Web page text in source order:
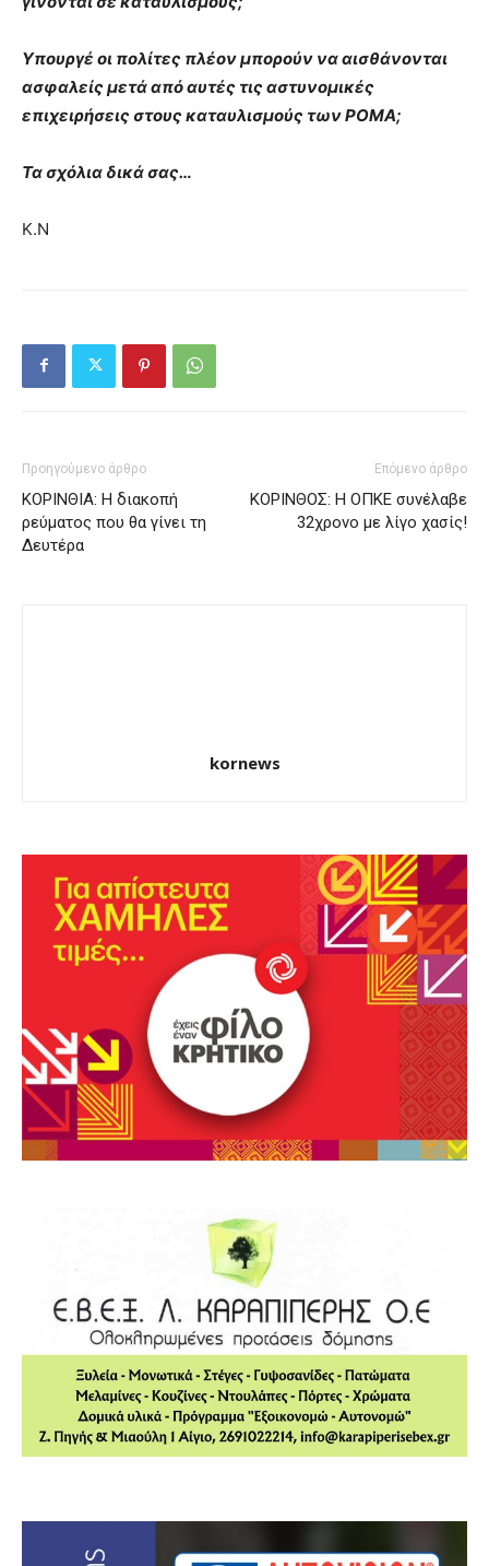
Υπουργέ οι πολίτες πλέον μπορούν να αισθάνονται
ασφαλείς μετά από αυτές τις αστυνομικές
επιχειρήσεις στους καταυλισμούς των ΡΟΜΑ;
Τα σχόλια δικά σας…
Κ.Ν
Προηγούμενο άρθρο
ΚΟΡΙΝΘΙΑ: Η διακοπή
ρεύματος που θα γίνει τη
Δευτέρα
Επόμενο άρθρο
ΚΟΡΙΝΘΟΣ: Η ΟΠΚΕ συνέλαβε
32χρονο με λίγο χασίς!
kornews